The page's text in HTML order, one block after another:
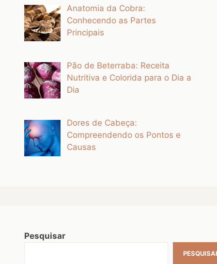
Anatomia da Cobra:
Conhecendo as Partes
Principais
Pão de Beterraba: Receita
Nutritiva e Colorida para o Dia a
Dia
Dores de Cabeça:
Compreendendo os Pontos e
Causas
Pesquisar